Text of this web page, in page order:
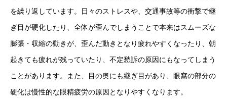
を繰り返しています。日々のストレスや、交通事故等の衝撃で継
ぎ目が硬化したり、全体が歪んでしまうことで本来はスムーズな
膨張・収縮の動きが、歪んだ動きとなり疲れやすくなったり、朝
起きても疲れが残っていたり、不定愁訴の原因にもなってしまう
ことがあります。また、目の奥にも継ぎ目があり、眼窩の部分の
硬化は慢性的な眼精疲労の原因となりやすくなります。